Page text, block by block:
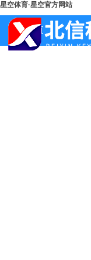
星空体育·星空官方网站
首页